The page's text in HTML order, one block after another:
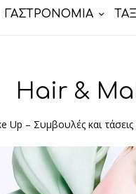
ΓΑΣΤΡΟΝΟΜΙΑ
Hair &
Up – Συμβουλές και τάσεις